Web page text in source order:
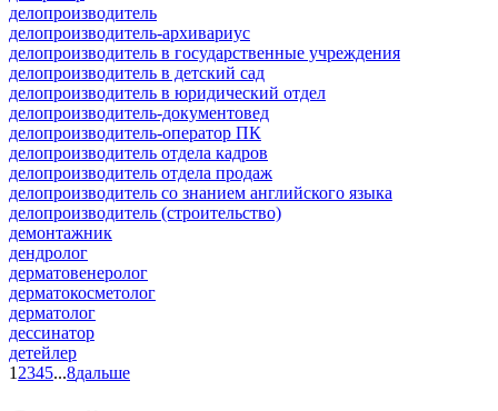
делопроизводитель
делопроизводитель-архивариус
делопроизводитель в государственные учреждения
делопроизводитель в детский сад
делопроизводитель в юридический отдел
делопроизводитель-документовед
делопроизводитель-оператор ПК
делопроизводитель отдела кадров
делопроизводитель отдела продаж
делопроизводитель со знанием английского языка
делопроизводитель (строительство)
демонтажник
дендролог
дерматовенеролог
дерматокосметолог
дерматолог
дессинатор
детейлер
1 2345...8дальше